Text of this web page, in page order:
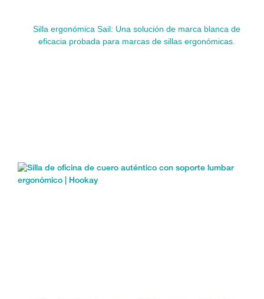
Silla ergonómica Sail: Una solución de marca blanca de
eficacia probada para marcas de sillas ergonómicas.